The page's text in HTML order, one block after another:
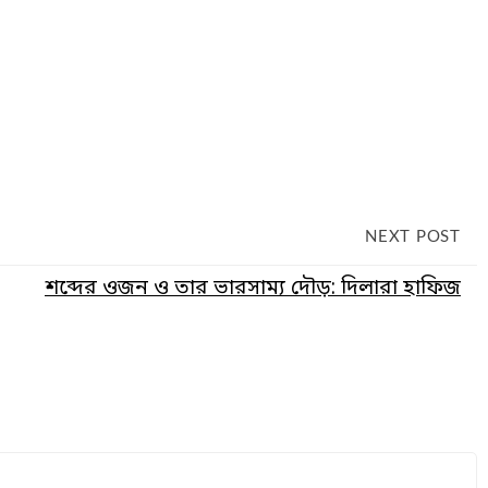
NEXT POST
শব্দের ওজন ও তার ভারসাম্য দৌড়: দিলারা হাফিজ